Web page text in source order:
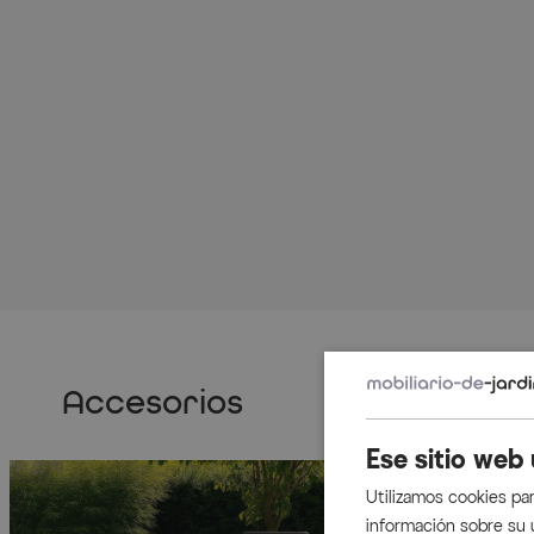
Accesorios
Ese sitio
Utilizamos cookies
información sobre su